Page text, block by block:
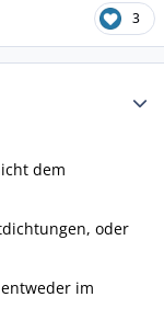
3
dem
oder
im